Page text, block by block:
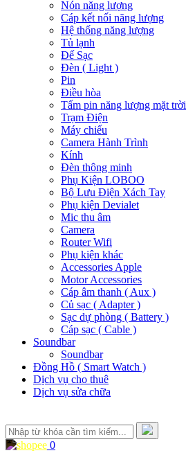
Nón năng lượng
Cáp kết nối năng lượng
Hệ thống năng lượng
Tủ lạnh
Đế Sạc
Đèn ( Light )
Pin
Điều hòa
Tấm pin năng lượng mặt trời
Trạm Điện
Máy chiếu
Camera Hành Trình
Kính
Đèn thông minh
Phụ Kiện LOBOO
Bộ Lưu Điện Xách Tay
Phụ kiện Devialet
Mic thu âm
Camera
Router Wifi
Phụ kiện khác
Accessories Apple
Motor Accessories
Cáp âm thanh ( Aux )
Củ sạc ( Adapter )
Sạc dự phòng ( Battery )
Cáp sạc ( Cable )
Soundbar
Soundbar
Đồng Hồ ( Smart Watch )
Dịch vụ cho thuê
Dịch vụ sửa chữa
0